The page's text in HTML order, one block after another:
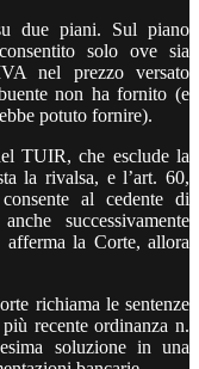
due piani. Sul piano
solo ove sia
nel prezzo versato
non ha fornito (e
potuto fornire).
TUIR, che esclude la
la rivalsa, e l’art. 60,
al cedente di
successivamente
afferma la Corte, allora
richiama le sentenze
recente ordinanza n.
soluzione in una